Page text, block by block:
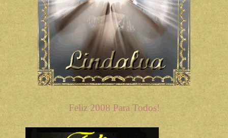
Feliz 2008 Para Todos!